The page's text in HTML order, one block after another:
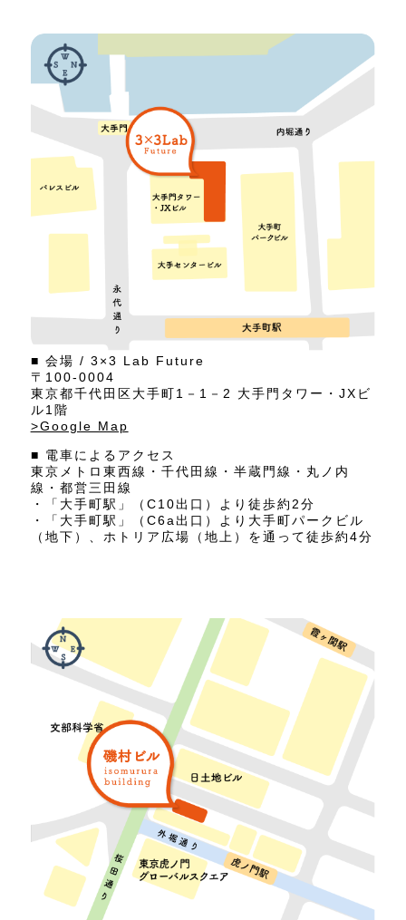
■ 会場 / 3×3 Lab Future
〒100-0004
東京都千代田区大手町1－1－2 大手門タワー・JXビ
ル1階
>Google Map
■ 電車によるアクセス
東京メトロ東西線・千代田線・半蔵門線・丸ノ内
線・都営三田線
・「大手町駅」（C10出口）より徒歩約2分
・「大手町駅」（C6a出口）より大手町パークビル
（地下）、ホトリア広場（地上）を通って徒歩約4分